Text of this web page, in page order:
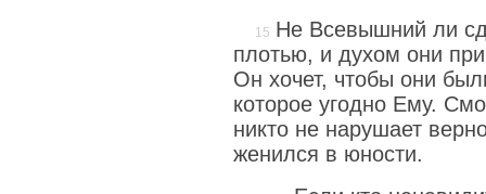
Не Всевышний ли
плотью, и духом они
Он хочет, чтобы они
которое угодно Ему.
никто не нарушает
женился в юности.